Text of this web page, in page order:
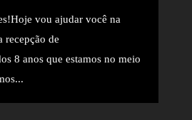
vou ajudar você na
recepção de
8 anos que estamos no meio